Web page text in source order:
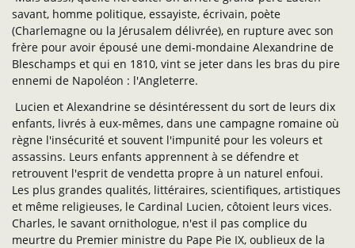
savant, homme politique, essayiste, écrivain, poète
(Charlemagne ou la Jérusalem délivrée), en rupture avec son
frère pour avoir épousé une demi-mondaine Alexandrine de
Bleschamps et qui en 1810, vint se jeter dans les bras du pire
ennemi de Napoléon : l'Angleterre.
Lucien et Alexandrine se désintéressent du sort de leurs dix
enfants, livrés à eux-mêmes, dans une campagne romaine où
règne l'insécurité et souvent l'impunité pour les voleurs et
assassins. Leurs enfants apprennent à se défendre et
retrouvent l'esprit de vendetta propre à un naturel enfoui.
Les plus grandes qualités, littéraires, scientifiques, artistiques
et même religieuses, le Cardinal Lucien, côtoient leurs vices.
Charles, le savant ornithologue, n'est il pas complice du
meurtre du Premier ministre du Pape Pie IX, oublieux de la